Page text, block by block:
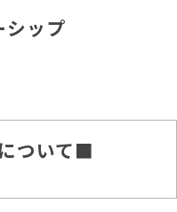
シップ
ついて■